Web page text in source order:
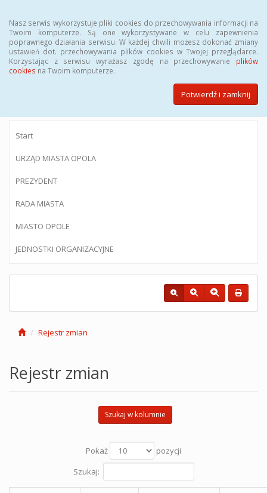
Nasz serwis wykorzystuje pliki cookies do przechowywania informacji na
Twoim komputerze. Są one wykorzystywane w celu zapewnienia
poprawnego działania serwisu. W każdej chwili możesz dokonać zmiany
ustawień dot. przechowywania plików cookies w Twojej przeglądarce.
Korzystając z serwisu wyrażasz zgodę na przechowywanie plików
cookies na Twoim komputerze.
Potwierdź i zamknij
BIULETYN INFORMACJI PUBLICZNEJ
Urzędu Miasta Opola
Start
URZĄD MIASTA OPOLA
PREZYDENT
RADA MIASTA
MIASTO OPOLE
JEDNOSTKI ORGANIZACYJNE
Rejestr zmian
Rejestr zmian
Szukaj w kolumnie
Pokaż
pozycji
Szukaj: